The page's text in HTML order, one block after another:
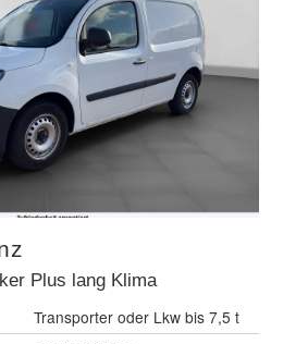
Plus lang Klima
Transporter oder Lkw bis 7,5 t